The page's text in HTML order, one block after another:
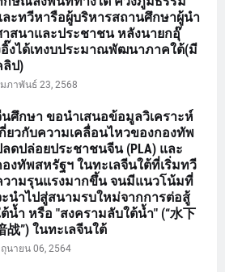
ละทวีหารือผู้บริหารสถานศึกษาผู้นำ
สนาและประชาชน หลังนายกอุ๊
อิ๊งได้เทงบประมาณพัฒนาภาคใต้(มี
ลิป)
ภาพันธ์ 23, 2568
ศึกษา ขอนำเสนอข้อมูลวิเคราะห์
กี่ยวกับความเคลื่อนไหวของกองทัพ
ลดปล่อยประชาชนจีน (PLA) และ
องทัพสหรัฐฯ ในทะเลจีนใต้ที่เริ่มทวี
วามรุนแรงมากขึ้น จนมีแนวโน้มที่
นำไปสู่สนามรบใหม่จากการต่อสู้
น้ำ หรือ "สงครามลับใต้น้ำ" (“水下
战”) ในทะเลจีนใต้
นายน 06, 2564